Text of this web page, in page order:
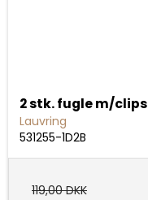
2 stk. fugle m/clips
Lauvring
531255-1D2B
119,00 DKK